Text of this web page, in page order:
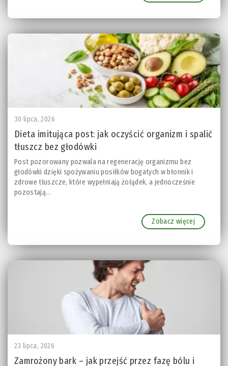
30 lipca, 2026
Dieta imitująca post: jak oczyścić organizm i spalić
tłuszcz bez głodówki
Post pozorowany pozwala na regenerację organizmu bez
głodówki dzięki spożywaniu posiłków bogatych w błonnik i
zdrowe tłuszcze, które wypełniają żołądek, a jednocześnie
pozostają...
Zobacz więcej
23 lipca, 2026
Zamrożony bark – jak przejść przez fazę bólu i